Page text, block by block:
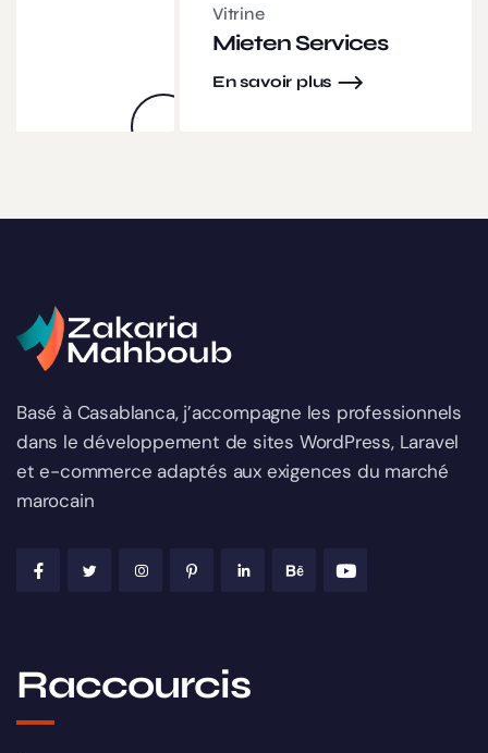
Mieten Services
Basé à Casablanca, j’accompagne les professionnels
dans le développement de sites WordPress, Laravel
et e-commerce adaptés aux exigences du marché
marocain
Raccourcis